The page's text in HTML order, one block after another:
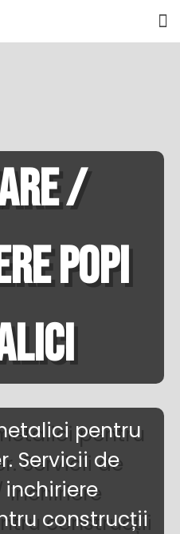
/
POPI
pentru
Servicii de
construcții